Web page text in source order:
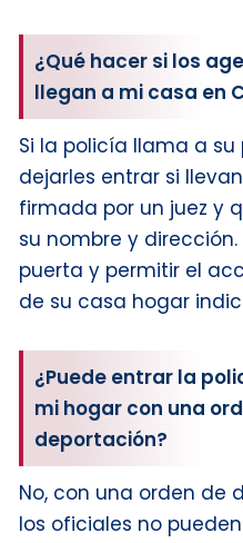
¿Qué hacer si los
llegan a mi casa en
Si la policía llama a
dejarles entrar si
firmada por un juez y
su nombre y
puerta y permitir el
de su casa hogar
¿Puede entrar la
mi hogar con una
deportación?
No, con una orden de
los oficiales no